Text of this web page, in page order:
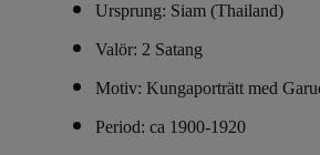
Ursprung: Siam (Thailand)
Valör: 2 Satang
Motiv: Kungaporträtt med
Period: ca 1900-1920